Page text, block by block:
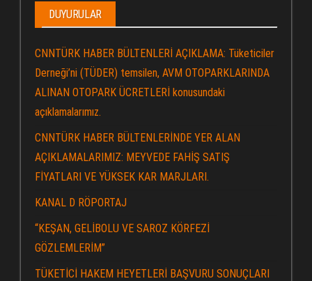
DUYURULAR
CNNTÜRK HABER BÜLTENLERİ AÇIKLAMA: Tüketiciler
Derneği’ni (TÜDER) temsilen, AVM OTOPARKLARINDA
ALINAN OTOPARK ÜCRETLERİ konusundaki
açıklamalarımız.
CNNTÜRK HABER BÜLTENLERİNDE YER ALAN
AÇIKLAMALARIMIZ: MEYVEDE FAHİŞ SATIŞ
FİYATLARI VE YÜKSEK KAR MARJLARI.
KANAL D RÖPORTAJ
“KEŞAN, GELİBOLU VE SAROZ KÖRFEZİ
GÖZLEMLERİM”
TÜKETİCİ HAKEM HEYETLERİ BAŞVURU SONUÇLARI